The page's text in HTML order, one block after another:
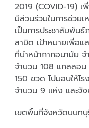
2019 (COVID-19) เ
มีส่วนร่วมในการช่วย
เป็นการประชาสัมพัน
สามิต เป้าหมายเพื่อ
ที่นำหน้ากากอนามัย
จำนวน 108 แกลลอน
150 ขวด ไปมอบให้โ
จำนวน 9 แห่ง และจั
เขตพื้นที่จังหวัดนนท